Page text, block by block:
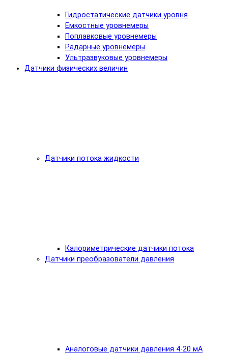
Гидростатические датчики уровня
Емкостные уровнемеры
Поплавковые уровнемеры
Радарные уровнемеры
Ультразвуковые уровнемеры
Датчики физических величин
Датчики потока жидкости
Калориметрические датчики потока
Датчики преобразователи давления
Аналоговые датчики давления 4-20 мА